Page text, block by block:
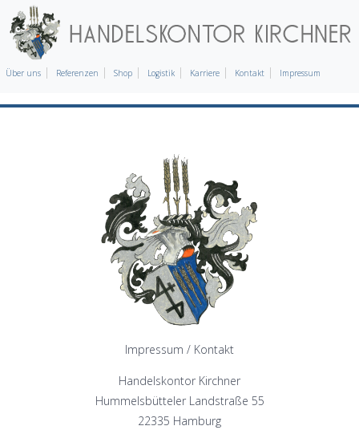
Über uns Referenzen Shop Logistik Karriere Kontakt Impressum
Impressum / Kontakt
Handelskontor Kirchner
Hummelsbütteler Landstraße 55
22335 Hamburg